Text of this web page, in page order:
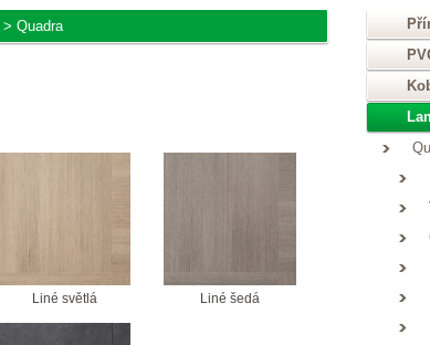
> Quadra
Liné světlá Liné šedá